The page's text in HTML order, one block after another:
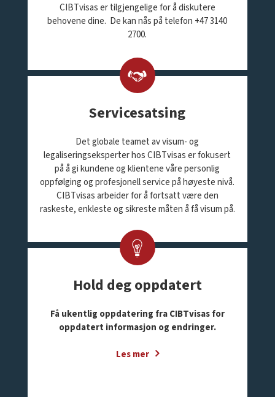
CIBTvisas er tilgjengelige for å diskutere
behovene dine. De kan nås på telefon +47 3140
2700.
Servicesatsing
Det globale teamet av visum- og
legaliseringseksperter hos CIBTvisas er fokusert
på å gi kundene og klientene våre personlig
oppfølging og profesjonell service på høyeste nivå.
CIBTvisas arbeider for å fortsatt være den
raskeste, enkleste og sikreste måten å få visum på.
Hold deg oppdatert
Få ukentlig oppdatering fra CIBTvisas for
oppdatert informasjon og endringer.
Les mer